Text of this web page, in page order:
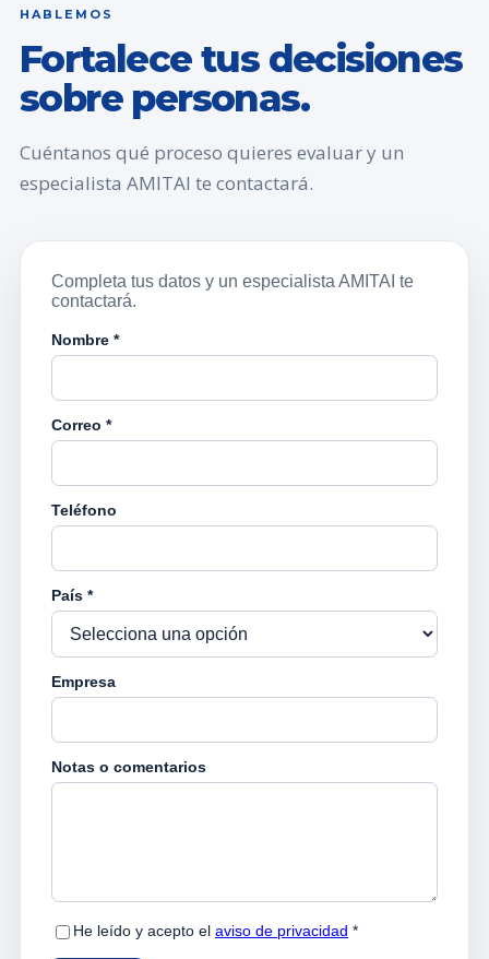
HABLEMOS
Fortalece tus decisiones
sobre personas.
Cuéntanos qué proceso quieres evaluar y un
especialista AMITAI te contactará.